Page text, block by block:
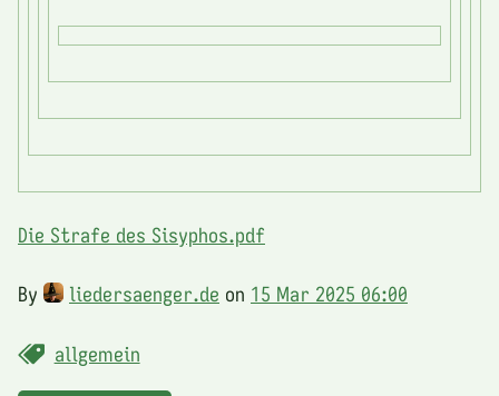
Die Strafe des Sisyphos.pdf
By liedersaenger.de on 15 Mar 2025 06:00
allgemein